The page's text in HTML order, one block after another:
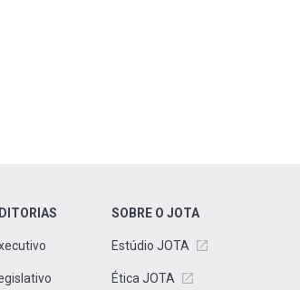
SOBRE O JOTA
Estúdio JOTA
Ética JOTA